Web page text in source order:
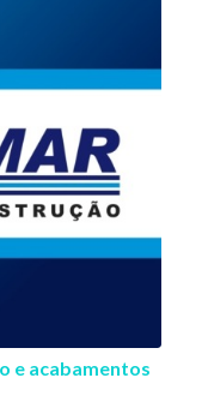
e acabamentos